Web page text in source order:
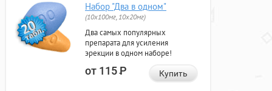
Набор "Два в одном"
(10x100мг, 10x20мг)
Два самых популярных
препарата для усиления
эрекции в одном наборе!
от 115Р Купить